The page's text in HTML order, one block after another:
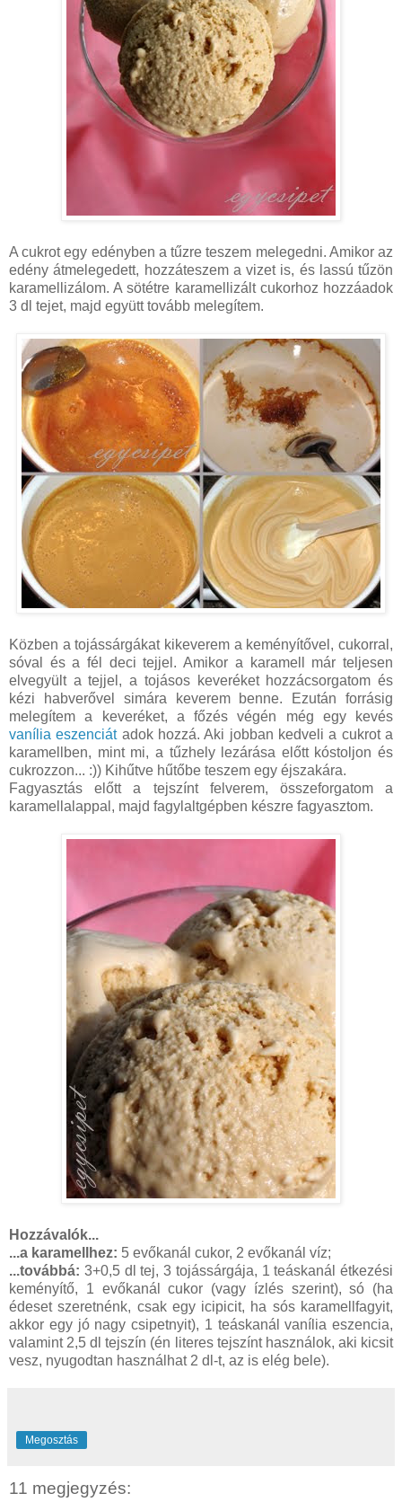
A cukrot egy edényben a tűzre teszem melegedni. Amikor az
edény átmelegedett, hozzáteszem a vizet is, és lassú tűzön
karamellizálom. A sötétre karamellizált cukorhoz hozzáadok
3 dl tejet, majd együtt tovább melegítem.
Közben a tojássárgákat kikeverem a keményítővel, cukorral,
sóval és a fél deci tejjel. Amikor a karamell már teljesen
elvegyült a tejjel, a tojásos keveréket hozzácsorgatom és
kézi habverővel simára keverem benne. Ezután forrásig
melegítem a keveréket, a főzés végén még egy kevés
vanília eszenciátadok hozzá. Aki jobban kedveli a cukrot a
karamellben, mint mi, a tűzhely lezárása előtt kóstoljon és
cukrozzon... :)) Kihűtve hűtőbe teszem egy éjszakára.
Fagyasztás előtt a tejszínt felverem, összeforgatom a
karamellalappal, majd fagylaltgépben készre fagyasztom.
Hozzávalók...
...a karamellhez: 5 evőkanál cukor, 2 evőkanál víz;
...továbbá: 3+0,5 dl tej, 3 tojássárgája, 1 teáskanál étkezési
keményítő, 1 evőkanál cukor (vagy ízlés szerint), só (ha
édeset szeretnénk, csak egy icipicit, ha sós karamellfagyit,
akkor egy jó nagy csipetnyit), 1 teáskanál vanília eszencia,
valamint 2,5 dl tejszín (én literes tejszínt használok, aki kicsit
vesz, nyugodtan használhat 2 dl-t, az is elég bele).
Megosztás
11 megjegyzés: